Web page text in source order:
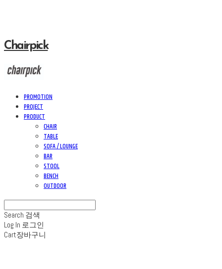
Chairpick
PROMOTION
PROJECT
PRODUCT
CHAIR
TABLE
SOFA / LOUNGE
BAR
STOOL
BENCH
OUTDOOR
Search 검색
Log In 로그인
Cart장바구니